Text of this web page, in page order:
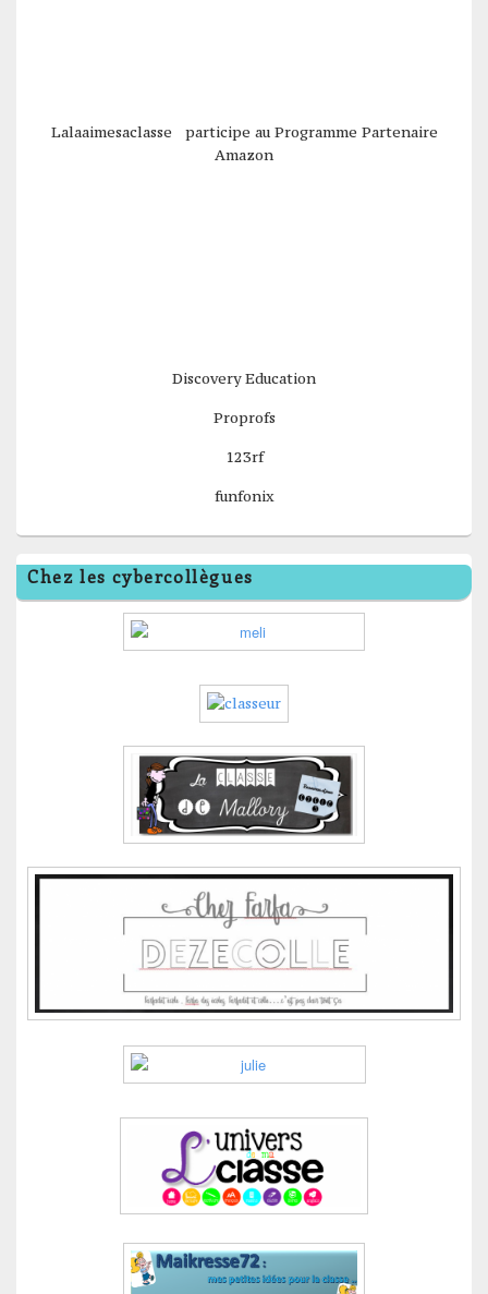
Lalaaimesaclasse participe au Programme Partenaire
Amazon
Discovery Education
Proprofs
123rf
funfonix
Chez les cybercollègues